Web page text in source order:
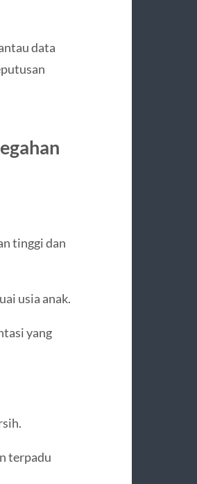
data
tinggi dan
usia anak.
yang
terpadu